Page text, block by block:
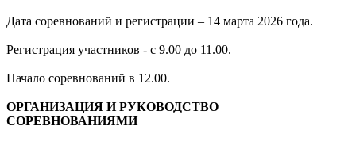
Дата соревнований и регистрации – 14 марта 2026 года.
Регистрация участников - с 9.00 до 11.00.
Начало соревнований в 12.00.
ОРГАНИЗАЦИЯ И РУКОВОДСТВО
СОРЕВНОВАНИЯМИ